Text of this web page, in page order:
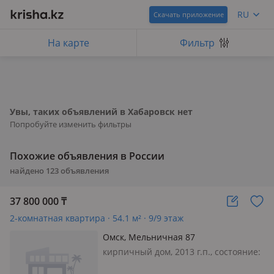
Скачать приложение RU
На карте Фильтр
Увы, таких объявлений в Хабаровск нет
Попробуйте изменить фильтры
Похожие объявления в России
найдено 123 объявления
37 800 000₸
2-комнатная квартира · 54.1 м² · 9/9 этаж
Омск, Мельничная 87
кирпичный дом, 2013 г.п., состояние: